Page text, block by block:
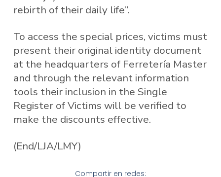
rebirth of their daily life”.
To access the special prices, victims must
present their original identity document
at the headquarters of Ferretería Master
and through the relevant information
tools their inclusion in the Single
Register of Victims will be verified to
make the discounts effective.
(End/LJA/LMY)
Compartir en redes: